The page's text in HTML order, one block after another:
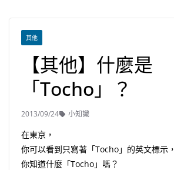
其他
【其他】什麼是
「Tocho」？
2013/09/24 小知識
在東京，
你可以看到只寫著「Tocho」的英文標示，
你知道什麼「Tocho」嗎？